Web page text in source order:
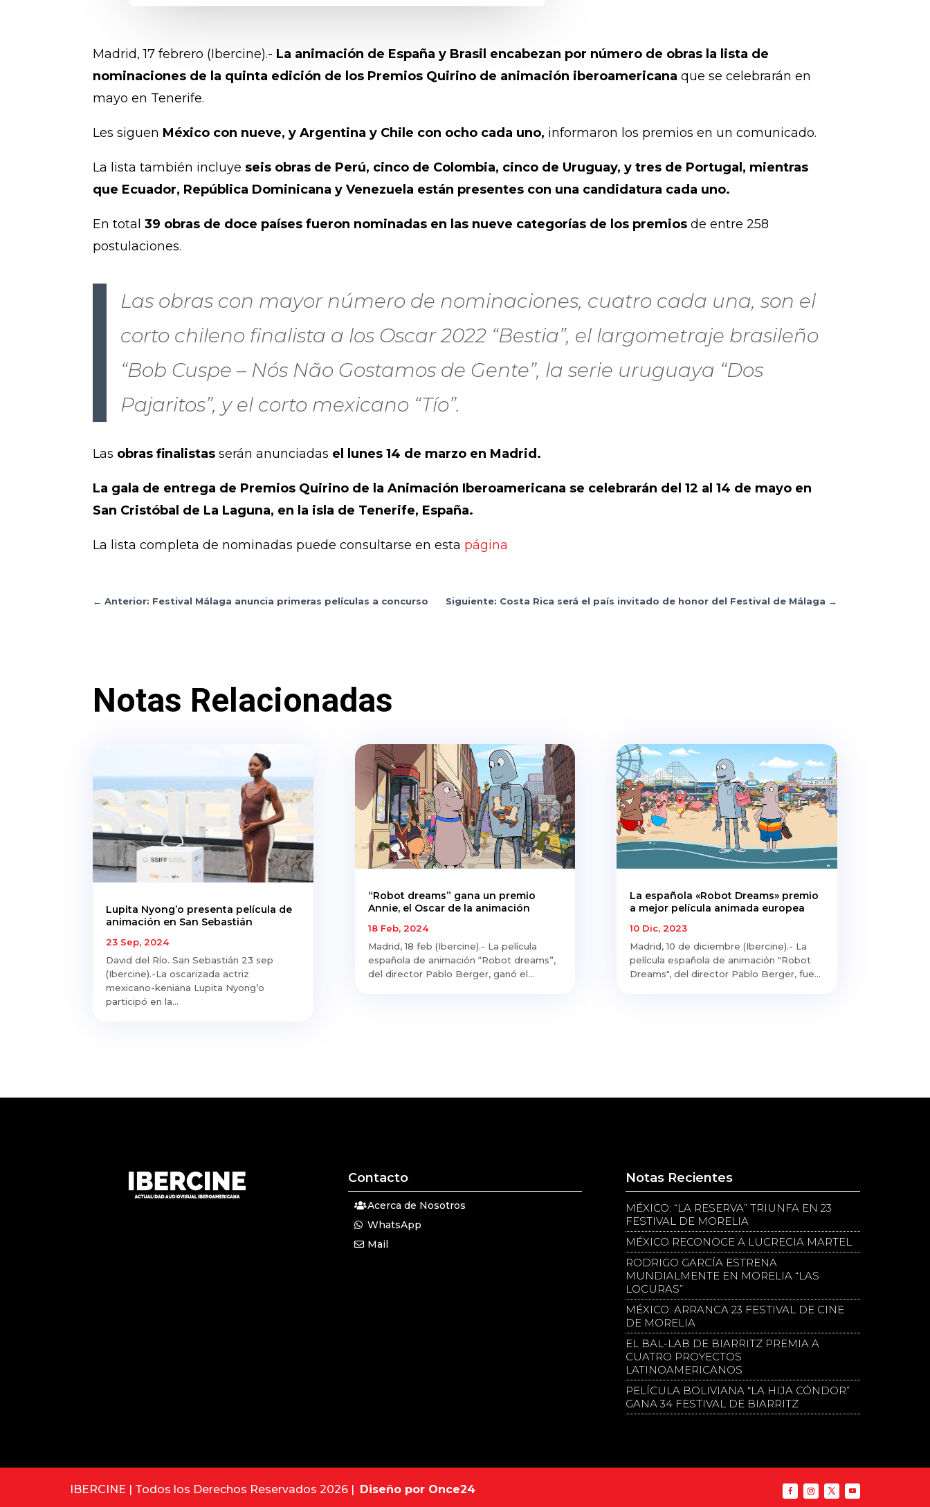
Madrid, 17 febrero (Ibercine).- La animación de España y Brasil encabezan por número de obras la lista de
nominaciones de la quinta edición de los Premios Quirino de animación iberoamericana que se celebrarán en
mayo en Tenerife.
Les siguen México con nueve, y Argentina y Chile con ocho cada uno, informaron los premios en un comunicado.
La lista también incluye seis obras de Perú, cinco de Colombia, cinco de Uruguay, y tres de Portugal, mientras
que Ecuador, República Dominicana y Venezuela están presentes con una candidatura cada uno.
En total39 obras de doce países fueron nominadas en las nueve categorías de los premios de entre 258
postulaciones.
Las obras con mayor número de nominaciones, cuatro cada una, son el
corto chileno finalista a los Oscar 2022 “Bestia”, el largometraje brasileño
“Bob Cuspe – Nós Não Gostamos de Gente”, la serie uruguaya “Dos
Pajaritos”, y el corto mexicano “Tío”.
Las obras finalistas serán anunciadas el lunes 14 de marzo en Madrid.
La gala de entrega de Premios Quirino de la Animación Iberoamericana se celebrarán del 12 al 14 de mayo en
San Cristóbal de La Laguna, en la isla de Tenerife, España.
La lista completa de nominadas puede consultarse en esta página
←Anterior: Festival Málaga anuncia primeras películas a concurso Siguiente: Costa Rica será el país invitado de honor del Festival de Málaga →
Notas Relacionadas
Lupita Nyong’o presenta película de
animación en San Sebastián
23 Sep, 2024
David del Río. San Sebastián 23 sep
(Ibercine).-La oscarizada actriz
mexicano-keniana Lupita Nyong’o
participó en la...
“Robot dreams” gana un premio
Annie, el Oscar de la animación
18 Feb, 2024
Madrid, 18 feb (Ibercine).- La película
española de animación “Robot dreams”,
del director Pablo Berger, ganó el...
La española «Robot Dreams» premio
a mejor película animada europea
10 Dic, 2023
Madrid, 10 de diciembre (Ibercine).- La
película española de animación "Robot
Dreams", del director Pablo Berger, fue...
Contacto
Acerca de Nosotros
WhatsApp
Mail
Notas Recientes
MÉXICO: “LA RESERVA” TRIUNFA EN 23
FESTIVAL DE MORELIA
MÉXICO RECONOCE A LUCRECIA MARTEL
RODRIGO GARCÍA ESTRENA
MUNDIALMENTE EN MORELIA “LAS
LOCURAS”
MÉXICO: ARRANCA 23 FESTIVAL DE CINE
DE MORELIA
EL BAL-LAB DE BIARRITZ PREMIA A
CUATRO PROYECTOS
LATINOAMERICANOS
PELÍCULA BOLIVIANA “LA HIJA CÓNDOR”
GANA 34 FESTIVAL DE BIARRITZ
IBERCINE | Todos los Derechos Reservados 2026 | Diseño por Once24